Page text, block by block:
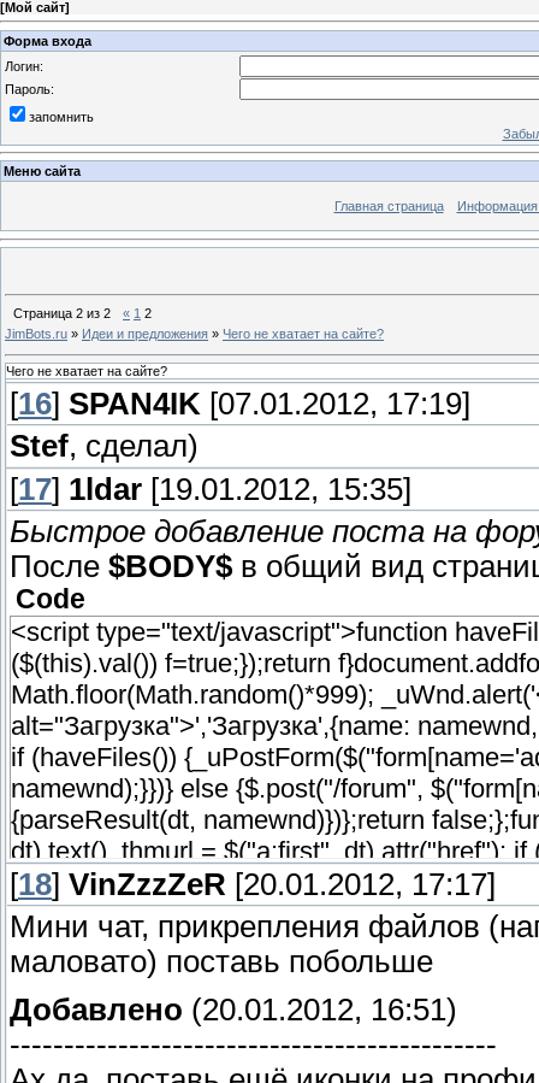
[Мой сайт]
Форма входа
Логин:
Пароль:
запомнить
Меню сайта
Главная страница Информация
Страница 2 из 2 « 1 2
JimBots.ru » Идеи и предложения » Чего не хватает на сайте?
Чего не хватает на сайте?
[16] SPAN4IK [07.01.2012, 17:19]
Stef, сделал)
[17] 1ldar [19.01.2012, 15:35]
Быстрое добавление поста на
После $BODY$ в общий вид
Code
<script type="text/javascript">function
($(this).val()) f=true;});return
Math.floor(Math.random()*999);
alt="Загрузка">','Загрузка',{name:
if (haveFiles())
namewnd);}})} else {$.post("/forum",
{parseResult(dt, namewnd)})};return
dt).text(), thmurl = $("a:first", dt).attr("href");
'<center>'+err+'</center>');
setTimeout(function(){
добавлен") > -1) {
_uWnd.content(namewnd,
$("#frF16").attr("disabled", false);
setTimeout(function(){
.gDivRight:first");
[18] VinZzzZeR [20.01.2012, 17:17]
Мини чат, прикрепления файлов
маловато) поставь побольше
Добавлено (20.01.2012, 16:51)
---------------------------------------------